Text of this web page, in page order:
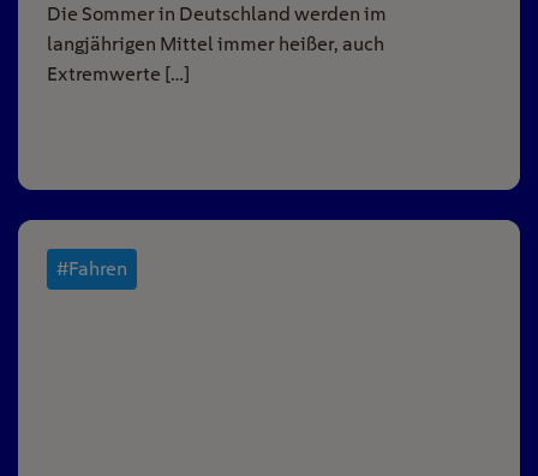
Die Sommer in Deutschland werden im
langjährigen Mittel immer heißer, auch
Extremwerte […]
#Fahren